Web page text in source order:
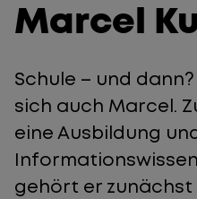
Marcel
Schule – und
sich auch Marcel.
eine Ausbildung
gehört er zunächst